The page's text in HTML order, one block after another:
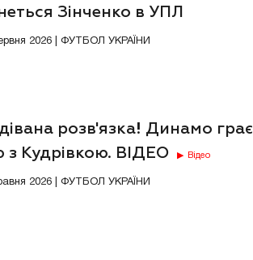
Зінченко в УПЛ
2026 | ФУТБОЛ УКРАЇНИ
розв'язка! Динамо грає
з Кудрівкою. ВІДЕО
Відео
2026 | ФУТБОЛ УКРАЇНИ